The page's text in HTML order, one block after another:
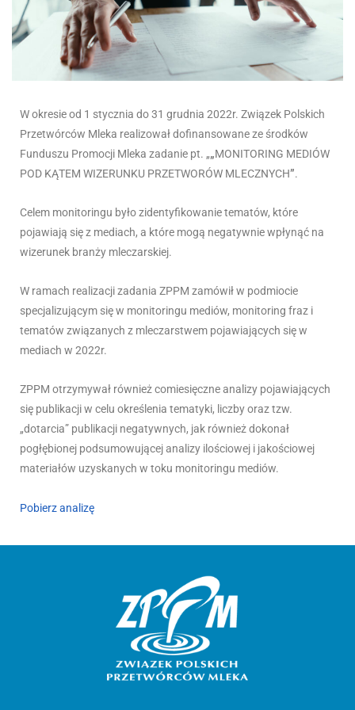
W okresie od 1 stycznia do 31 grudnia 2022r. Związek Polskich
Przetwórców Mleka realizował dofinansowane ze środków
Funduszu Promocji Mleka zadanie pt. „„MONITORING MEDIÓW
POD KĄTEM WIZERUNKU PRZETWORÓW MLECZNYCH”.
Celem monitoringu było zidentyfikowanie tematów, które
pojawiają się z mediach, a które mogą negatywnie wpłynąć na
wizerunek branży mleczarskiej.
W ramach realizacji zadania ZPPM zamówił w podmiocie
specjalizującym się w monitoringu mediów, monitoring fraz i
tematów związanych z mleczarstwem pojawiających się w
mediach w 2022r.
ZPPM otrzymywał również comiesięczne analizy pojawiających
się publikacji w celu określenia tematyki, liczby oraz tzw.
„dotarcia” publikacji negatywnych, jak również dokonał
pogłębionej podsumowującej analizy ilościowej i jakościowej
materiałów uzyskanych w toku monitoringu mediów.
Pobierz analizę